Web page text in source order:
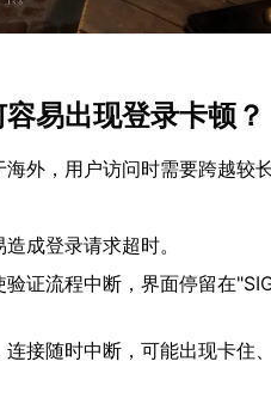
易出现登录卡顿？
外，用户访问时需要跨越较
成登录请求超时。
验证流程中断，界面停留在
连接随时中断，可能出现卡住